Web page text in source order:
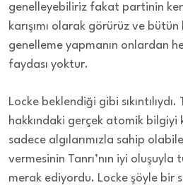
genelleyebiliriz fakat partinin
karışımı olarak görürüz ve
genelleme yapmanın onlardan
faydası yoktur.
Locke beklendiği gibi sıkıntılıydı.
hakkındaki gerçek atomik bilgiyi
sadece algılarımızla sahip
vermesinin Tanrı’nın iyi oluşuyla
merak ediyordu. Locke şöyle bir